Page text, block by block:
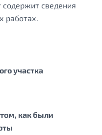
содержит сведения
работах.
участка
как были